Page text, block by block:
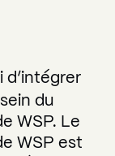
d’intégrer
du
WSP. Le
WSP est